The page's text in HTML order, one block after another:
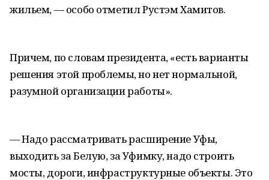
жильем, — особо отметил Рустэм Хамитов.
Причем, по словам президента, «есть варианты
решения этой проблемы, но нет нормальной,
разумной организации работы».
— Надо рассматривать расширение Уфы,
выходить за Белую, за Уфимку, надо строить
мосты, дороги, инфраструктурные объекты. Это